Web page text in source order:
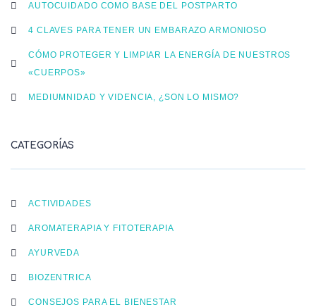
AUTOCUIDADO COMO BASE DEL POSTPARTO
4 CLAVES PARA TENER UN EMBARAZO ARMONIOSO
CÓMO PROTEGER Y LIMPIAR LA ENERGÍA DE NUESTROS
«CUERPOS»
MEDIUMNIDAD Y VIDENCIA, ¿SON LO MISMO?
CATEGORÍAS
ACTIVIDADES
AROMATERAPIA Y FITOTERAPIA
AYURVEDA
BIOZENTRICA
CONSEJOS PARA EL BIENESTAR